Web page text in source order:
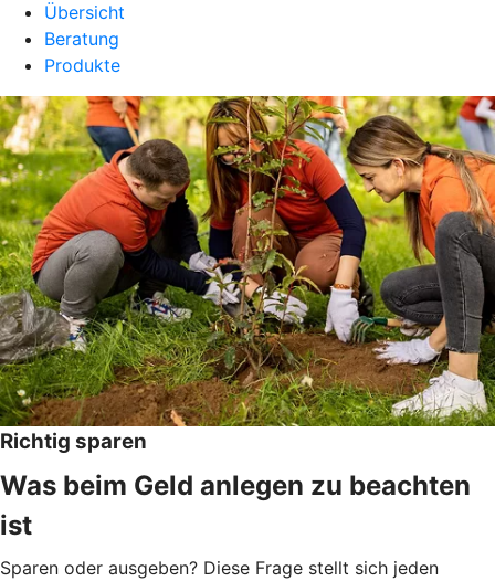
Übersicht
Beratung
Produkte
Richtig sparen
Was beim Geld anlegen zu beachten
ist
Sparen oder ausgeben? Diese Frage stellt sich jeden